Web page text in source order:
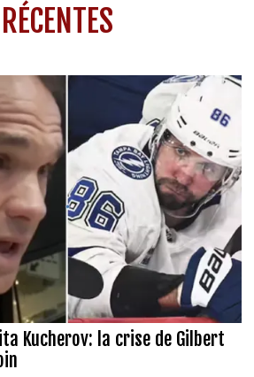
RÉCENTES
Kucherov: la crise de Gilbert